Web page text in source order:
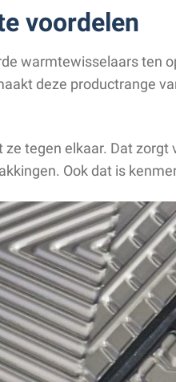
voordelen
warmtewisselaars
deze productrange
tegen elkaar. Dat
Ook dat is